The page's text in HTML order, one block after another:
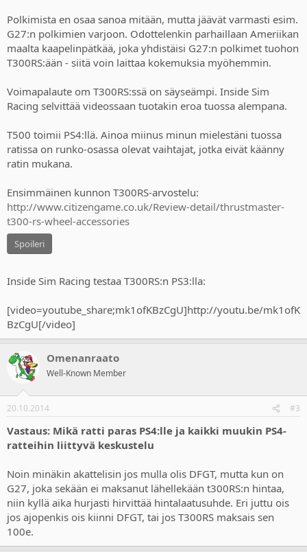
Polkimista en osaa sanoa mitään, mutta jäävät varmasti esim.
G27:n polkimien varjoon. Odottelenkin parhaillaan Ameriikan
maalta kaapelinpätkää, joka yhdistäisi G27:n polkimet tuohon
T300RS:ään - siitä voin laittaa kokemuksia myöhemmin.
Voimapalaute om T300RS:ssä on säyseämpi. Inside Sim
Racing selvittää videossaan tuotakin eroa tuossa alempana.
T500 toimii PS4:llä. Ainoa miinus minun mielestäni tuossa
ratissa on runko-osassa olevat vaihtajat, jotka eivät käänny
ratin mukana.
Ensimmäinen kunnon T300RS-arvostelu:
http://www.citizengame.co.uk/Review-detail/thrustmaster-
t300-rs-wheel-accessories
Spoileri
Inside Sim Racing testaa T300RS:n PS3:lla:
[video=youtube_share;mk1ofKBzCgU]http://youtu.be/mk1ofK
BzCgU[/video]
Omenanraato
Well-Known Member
20.10.2014 #3
Vastaus: Mikä ratti paras PS4:lle ja kaikki muukin PS4-
ratteihin liittyvä keskustelu
Noin minäkin akattelisin jos mulla olis DFGT, mutta kun on
G27, joka sekään ei maksanut lähellekään t300RS:n hintaa,
niin kyllä aika hurjasti hirvittää hintalaatusuhde. Eri juttu ois
jos ajopenkis ois kiinni DFGT, tai jos T300RS maksais sen
100e.